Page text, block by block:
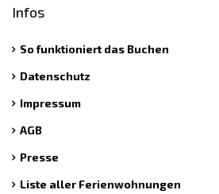
Infos
So funktioniert das Buchen
Datenschutz
Impressum
AGB
Presse
Liste aller Ferienwohnungen